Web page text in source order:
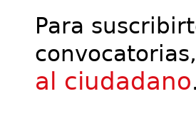
Para
al ciudadano.